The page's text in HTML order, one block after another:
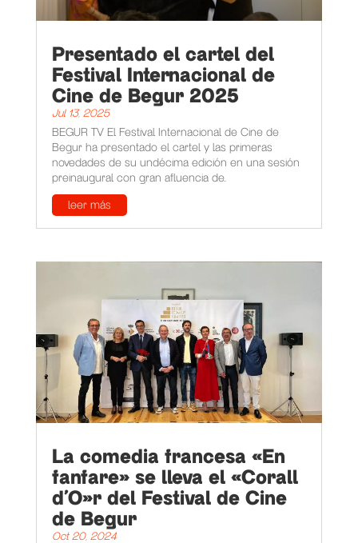
Presentado el cartel del
Festival Internacional de
Cine de Begur 2025
Jul 13, 2025
BEGUR TV El Festival Internacional de Cine de
Begur ha presentado el cartel y las primeras
novedades de su undécima edición en una sesión
preinaugural con gran afluencia de...
leer más
La comedia francesa «En
fanfare» se lleva el «Corall
d’O»r del Festival de Cine
de Begur
Oct 20, 2024